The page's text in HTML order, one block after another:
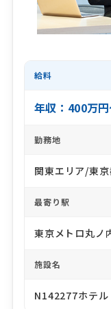
給料
年収：400万
勤務地
関東エリア/東
最寄り駅
東京メトロ丸ノ
施設名
N142277ホテル